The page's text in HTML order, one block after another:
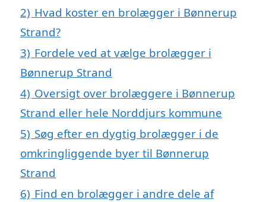
2) Hvad koster en brolægger i Bønnerup
Strand?
3) Fordele ved at vælge brolægger i
Bønnerup Strand
4) Oversigt over brolæggere i Bønnerup
Strand eller hele Norddjurs kommune
5) Søg efter en dygtig brolægger i de
omkringliggende byer til Bønnerup
Strand
6) Find en brolægger i andre dele af